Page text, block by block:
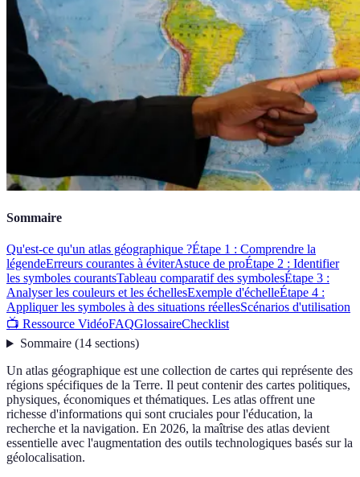
Sommaire
Qu'est-ce qu'un atlas géographique ?Étape 1 : Comprendre la
légendeErreurs courantes à éviterAstuce de proÉtape 2 : Identifier
les symboles courantsTableau comparatif des symbolesÉtape 3 :
Analyser les couleurs et les échellesExemple d'échelleÉtape 4 :
Appliquer les symboles à des situations réellesScénarios d'utilisation
📺 Ressource VidéoFAQGlossaireChecklist
Sommaire(14 sections)
Un atlas géographique est une collection de cartes qui représente des
régions spécifiques de la Terre. Il peut contenir des cartes politiques,
physiques, économiques et thématiques. Les atlas offrent une
richesse d'informations qui sont cruciales pour l'éducation, la
recherche et la navigation. En 2026, la maîtrise des atlas devient
essentielle avec l'augmentation des outils technologiques basés sur la
géolocalisation.